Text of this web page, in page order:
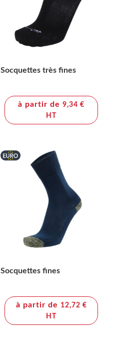
Socquettes très fines
à partir de9,34 €
HT
Socquettes fines
à partir de 12,72 €
HT